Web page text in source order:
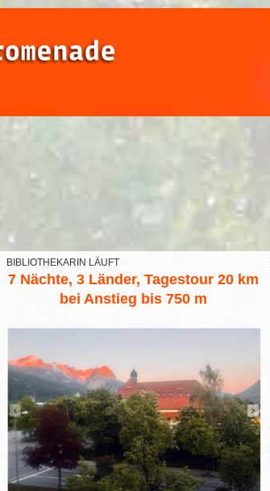
BIBLIOTHEKARIN LÄUFT
7 Nächte, 3 Länder, Tagestour 20 km
bei Anstieg bis 750 m